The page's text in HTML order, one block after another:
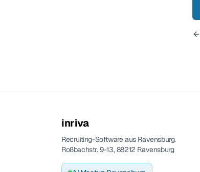
inriva
Recruiting-Software aus Ravensburg.
Roßbachstr. 9-13, 88212 Ravensburg